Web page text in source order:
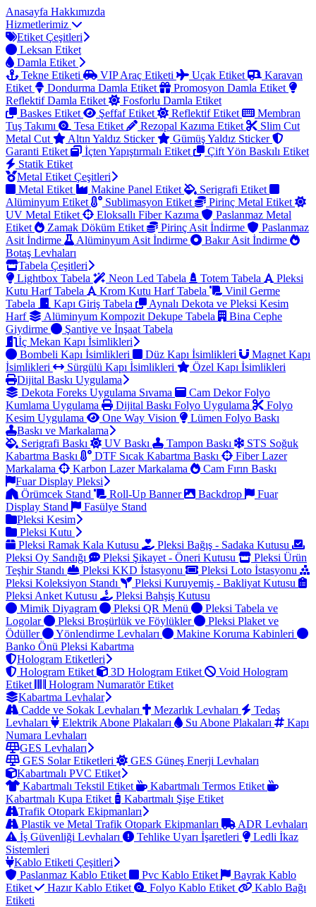
Anasayfa Hakkımızda
Hizmetlerimiz
Etiket Çeşitleri
Leksan Etiket
Damla Etiket
Tekne Etiketi
VIP Araç Etiketi Uçak Etiket
Karavan
Etiket
Dondurma Damla Etiket
Promosyon Damla Etiket
Reflektif Damla Etiket
Fosforlu Damla Etiket
Baskes Etiket
Şeffaf Etiket Reflektif Etiket
Membran
Tuş Takımı
Tesa Etiket Rezopal Kazıma Etiket
Slim Cut
Metal Cut
Altın Yaldız Sticker
Gümüş Yaldız Sticker
Garanti Etiket
İçten Yapıştırmalı Etiket
Çift Yön Baskılı Etiket
Statik Etiket
Metal Etiket Çeşitleri
Metal Etiket
Makine Panel Etiket
Serigrafi Etiket
Alüminyum Etiket
Sublimasyon Etiket
Pirinç Metal Etiket
UV Metal Etiket
Eloksallı Fiber Kazıma
Paslanmaz Metal
Etiket
Zamak Döküm Etiket Pirinç Asit İndirme
Paslanmaz
Asit İndirme
Alüminyum Asit İndirme
Bakır Asit İndirme
Botaş Levhaları
Tabela Çeşitleri
Lightbox Tabela
Neon Led Tabela Totem Tabela
Pleksi
Kutu Harf Tabela
Krom Kutu Harf Tabela
Vinil Germe
Tabela
Kapı Giriş Tabela
Aynalı Dekota ve Pleksi Kesim
Harf
Alüminyum Kompozit Dekupe Tabela
Bina Cephe
Giydirme
Şantiye ve İnşaat Tabela
İç Mekan Kapı İsimlikleri
Bombeli Kapı İsimlikleri
Düz Kapı İsimlikleri
Magnet Kapı
İsimlikleri
Sürgülü Kapı İsimlikleri
Özel Kapı İsimlikleri
Dijital Baskı Uygulama
Dekota Foreks Uygulama Sıvama
Cam Dekor Folyo
Kumlama Uygulama
Dijital Baskı Folyo Uygulama
Folyo
Kesim Uygulama
One Way Vision
Lümen Folyo Baskı
Baskı ve Markalama
Serigrafi Baskı
UV Baskı Tampon Baskı
STS Soğuk
Kabartma Baskı
DTF Sıcak Kabartma Baskı
Fiber Lazer
Markalama
Karbon Lazer Markalama
Cam Fırın Baskı
Fuar Display Pleksi
Örümcek Stand
Roll-Up Banner Backdrop
Fuar
Display Stand
Fasülye Stand
Pleksi Kesim
Pleksi Kutu
Pleksi Ramak Kala Kutusu
Pleksi Bağış - Sadaka Kutusu
Pleksi Oy Sandığı
Pleksi Şikayet - Öneri Kutusu
Pleksi Ürün
Teşhir Standı
Pleksi KKD İstasyonu
Pleksi Loto İstasyonu
Pleksi Koleksiyon Standı
Pleksi Kuruyemiş - Bakliyat Kutusu
Pleksi Anket Kutusu
Pleksi Bahşiş Kutusu
Mimik Diyagram
Pleksi QR Menü
Pleksi Tabela ve
Logolar
Pleksi Broşürlük ve Föylükler
Pleksi Plaket ve
Ödüller
Yönlendirme Levhaları
Makine Koruma Kabinleri
Banko Önü Pleksi Kabartma
Hologram Etiketleri
Hologram Etiket
3D Hologram Etiket
Void Hologram
Etiket
Hologram Numaratör Etiket
Kabartma Levhalar
Cadde ve Sokak Levhaları
Mezarlık Levhaları
Tedaş
Levhaları
Elektrik Abone Plakaları Su Abone Plakaları
Kapı
Numara Levhaları
GES Levhaları
GES Solar Etiketleri
GES Güneş Enerji Levhaları
Kabartmalı PVC Etiket
Kabartmalı Tekstil Etiket
Kabartmalı Termos Etiket
Kabartmalı Kupa Etiket
Kabartmalı Şişe Etiket
Trafik Otopark Ekipmanları
Plastik ve Metal Trafik Otopark Ekipmanları
ADR Levhaları
İş Güvenliği Levhaları
Tehlike Uyarı İşaretleri
Ledli İkaz
Sistemleri
Kablo Etiketi Çeşitleri
Paslanmaz Kablo Etiket
Pvc Kablo Etiket
Bayrak Kablo
Etiket
Hazır Kablo Etiket Folyo Kablo Etiket
Kablo Bağı
Etiketi